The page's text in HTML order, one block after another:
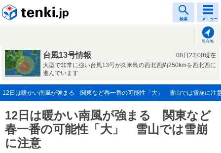
検索 メニュー
現在地
台風13号情報
08日23:00現在
大型で非常に強い台風13号が久米島の西北西約250kmを西北西に
進んでいます
12日は暖かい南風が強まる 関東など春一番の可能性「大」 雪山では雪崩に注
12日は暖かい南風が強まる 関東など
春一番の可能性「大」 雪山では雪崩
に注意